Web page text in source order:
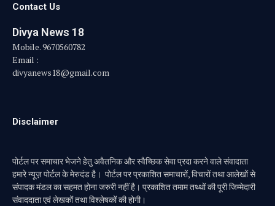
Contact Us
Divya News 18
Mobile. 9670560782
Email :
divyanews18@gmail.com
Disclaimer
पोर्टल पर समाचार भेजने हेतु अवैतनिक और स्वैच्छिक सेवा प्रदा करने वाले संवादाता
हमारे न्यूज़ पोर्टल के मेरुदंड है। पोर्टल पर प्रकाशित समाचारों, विचारों तथा आलेखों से
संपादक मंडल का सहमत होना जरुरी नहीं है। प्रकाशित तमाम तथ्थों की पूरी जिम्मेदारी
संवाददाता एवं लेखकों तथा विश्लेषकों की होगी।